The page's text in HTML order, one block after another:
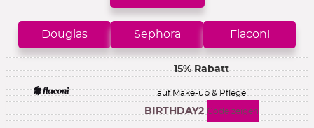
Douglas Sephora Flaconi
15% Rabatt
auf Make-up & Pflege
BIRTHDAY2 Code zeigen